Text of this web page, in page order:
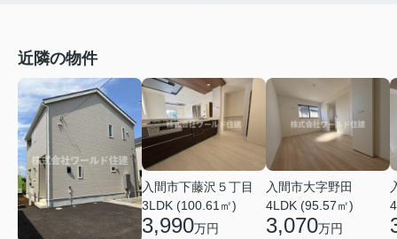
近隣の物件
入間市下藤沢５丁目
3LDK (100.61㎡)
3,990万円
入間市大字野田
4LDK (95.57㎡)
3,070万円